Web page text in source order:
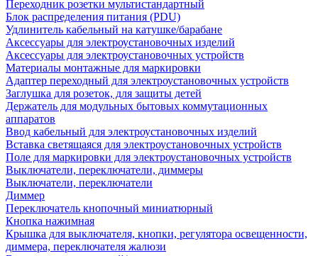
Переходник розетки мультистандартный
Блок распределения питания (PDU)
Удлинитель кабельный на катушке/барабане
Аксессуары для электроустановочных изделий
Аксессуары для электроустановочных устройств
Материалы монтажные для маркировки
Адаптер переходный для электроустановочных устройств
Заглушка для розеток, для защиты детей
Держатель для модульных бытовых коммутационных
аппаратов
Ввод кабельный для электроустановочных изделий
Вставка светящаяся для электроустановочных устройств
Поле для маркировки для электроустановочных устройств
Выключатели, переключатели, диммеры
Выключатели, переключатели
Диммер
Переключатель кнопочный миниатюрный
Кнопка нажимная
Крышка для выключателя, кнопки, регулятора освещенности,
диммера, переключателя жалюзи